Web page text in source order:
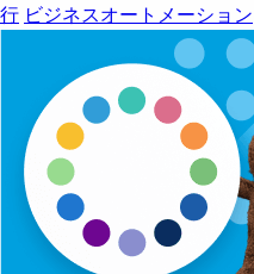
行 ビジネスオートメーション